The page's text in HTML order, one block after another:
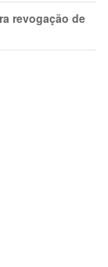
revogação de